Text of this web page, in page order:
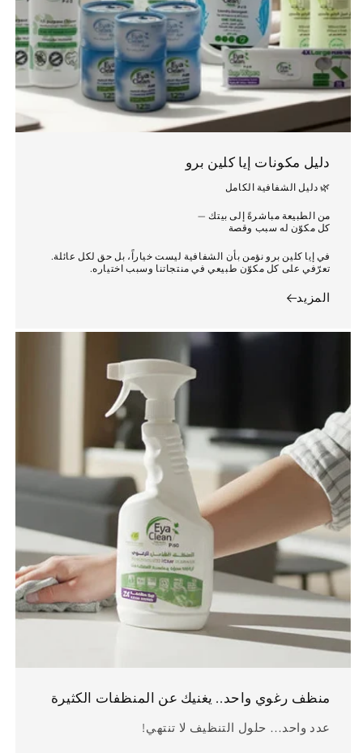
دليل مكونات إيا كلين برو
🌿 دليل الشفافية الكامل
من الطبيعة مباشرةً إلى بيتك —
كل مكوّن له سبب وقصة
في إيا كلين برو نؤمن بأن الشفافية ليست خياراً، بل حق لكل عائلة.
تعرّفي على كل مكوّن طبيعي في منتجاتنا وسبب اختياره.
المزيد
منظف ​​رغوي واحد.. يغنيك عن المنظفات الكثيرة
عدد واحد… حلول التنظيف لا تنتهي!